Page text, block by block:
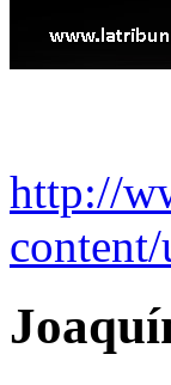
http://